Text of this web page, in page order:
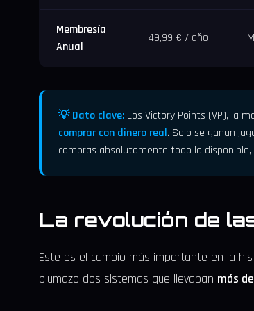
Membresía
Anual
49,99 € / año
💡 Dato clave: Los Victory Points (VP), la
comprar con dinero real. Solo se ganan
compras absolutamente todo lo
La revolución de
Este es el cambio más importante en la
plumazo dos sistemas que llevaban más